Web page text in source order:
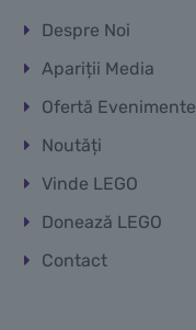
Despre Noi
Apariții Media
Ofertă Evenimente
Noutăți
Vinde LEGO
Donează LEGO
Contact